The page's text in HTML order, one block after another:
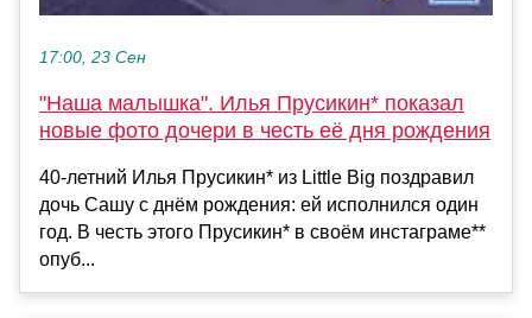
17:00, 23 Сен
"Наша малышка". Илья Прусикин* показал
новые фото дочери в честь её дня рождения
40-летний Илья Прусикин* из Little Big поздравил
дочь Сашу с днём рождения: ей исполнился один
год. В честь этого Прусикин* в своём инстаграме**
опуб...